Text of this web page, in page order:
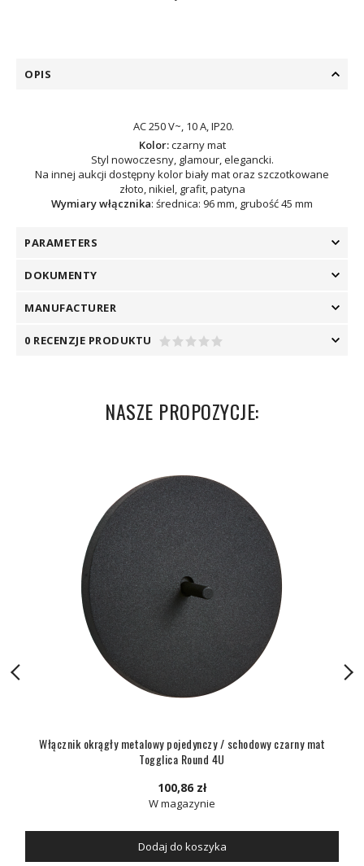
OPIS
AC 250 V~, 10 A, IP20.
Kolor:czarny mat
Styl nowoczesny, glamour, elegancki.
Na innej aukcji dostępny kolor biały mat oraz szczotkowane
złoto, nikiel, grafit, patyna
Wymiary włącznika: średnica: 96 mm, grubość 45 mm
PARAMETERS
DOKUMENTY
MANUFACTURER
0 RECENZJE PRODUKTU
NASZE PROPOZYCJE:
Włącznik okrągły metalowy pojedynczy / schodowy czarny mat
Togglica Round 4U
100,86 zł
W magazynie
Dodaj do koszyka